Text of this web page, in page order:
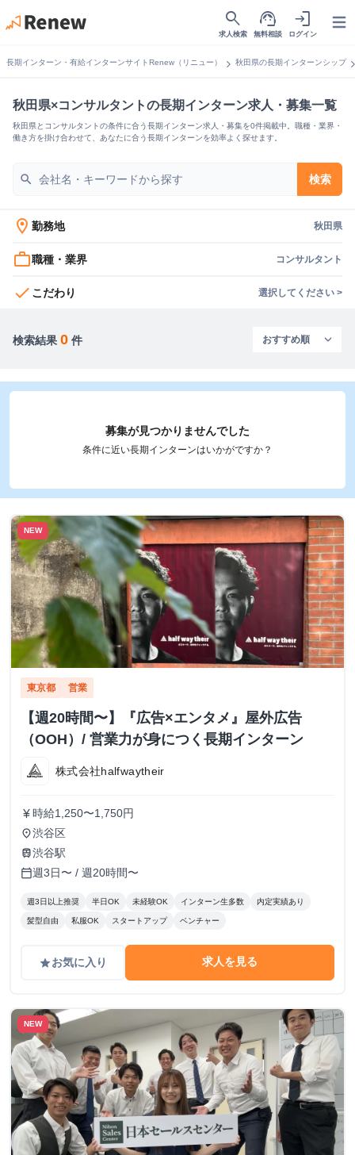
search
求人検索
support_agent
無料相談
login
ログイン
長期インターン・有給インターンサイトRenew（リニュー） chevron_right 秋田県の長期インターンシップ
秋田県×コンサルタントの長期インターン求人・募集一覧
秋田県とコンサルタントの条件に合う長期インターン求人・募集を0件掲載中。職種・業界・
働き方を掛け合わせて、あなたに合う長期インターンを効率よく探せます。
search 検索
location_on 勤務地 秋田県
work_outline職種・業界 コンサルタント
check こだわり 選択してください >
検索結果 0 件
募集が見つかりませんでした
条件に近い長期インターンはいかがですか？
NEW
東京都 営業
【週20時間〜】『広告×エンタメ』屋外広告
（OOH）/ 営業力が身につく長期インターン
株式会社halfwaytheir
currency_yen 時給1,250〜1,750円
place渋谷区
train渋谷駅
calendar_today週3日〜 / 週20時間〜
週3日以上推奨 半日OK 未経験OK インターン生多数 内定実績あり
髪型自由 私服OK スタートアップ ベンチャー
gradeお気に入り 求人を見る
NEW